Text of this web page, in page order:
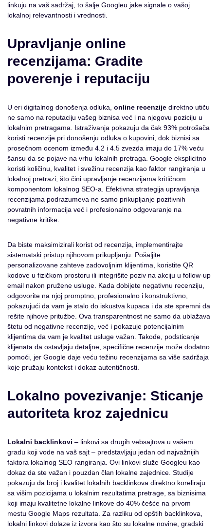
linkuju na vaš sadržaj, to šalje Googleu jake signale o vašoj
lokalnoj relevantnosti i vrednosti.
Upravljanje online
recenzijama: Gradite
poverenje i reputaciju
U eri digitalnog donošenja odluka, online recenzije direktno utiču
ne samo na reputaciju vašeg biznisa već i na njegovu poziciju u
lokalnim pretragama. Istraživanja pokazuju da čak 93% potrošača
koristi recenzije pri donošenju odluka o kupovini, dok biznisi sa
prosečnom ocenom između 4.2 i 4.5 zvezda imaju do 17% veću
šansu da se pojave na vrhu lokalnih pretraga. Google eksplicitno
koristi količinu, kvalitet i svežinu recenzija kao faktor rangiranja u
lokalnoj pretrazi, što čini upravljanje recenzijama kritičnom
komponentom lokalnog SEO-a. Efektivna strategija upravljanja
recenzijama podrazumeva ne samo prikupljanje pozitivnih
povratnih informacija već i profesionalno odgovaranje na
negativne kritike.
Da biste maksimizirali korist od recenzija, implementirajte
sistematski pristup njihovom prikupljanju. Pošaljite
personalizovane zahteve zadovoljnim klijentima, koristite QR
kodove u fizičkom prostoru ili integrišite poziv na akciju u follow-up
email nakon pružene usluge. Kada dobijete negativnu recenziju,
odgovorite na njoj promptno, profesionalno i konstruktivno,
pokazujući da vam je stalo do iskustva kupaca i da ste spremni da
rešite njihove pritužbe. Ova transparentnost ne samo da ublažava
štetu od negativne recenzije, već i pokazuje potencijalnim
klijentima da vam je kvalitet usluge važan. Takođe, podsticanje
klijenata da ostavljaju detaljne, specifične recenzije može dodatno
pomoći, jer Google daje veću težinu recenzijama sa više sadržaja
koje pružaju kontekst i dokaz autentičnosti.
Lokalno povezivanje: Sticanje
autoriteta kroz zajednicu
Lokalni backlinkovi – linkovi sa drugih vebsajtova u vašem
gradu koji vode na vaš sajt – predstavljaju jedan od najvažnijih
faktora lokalnog SEO rangiranja. Ovi linkovi služe Googleu kao
dokaz da ste važan i pouzdan član lokalne zajednice. Studije
pokazuju da broj i kvalitet lokalnih backlinkova direktno koreliraju
sa višim pozicijama u lokalnim rezultatima pretrage, sa biznisima
koji imaju kvalitetne lokalne linkove do 40% češće na prvom
mestu Google Maps rezultata. Za razliku od opštih backlinkova,
lokalni linkovi dolaze iz izvora kao što su lokalne novine, gradski